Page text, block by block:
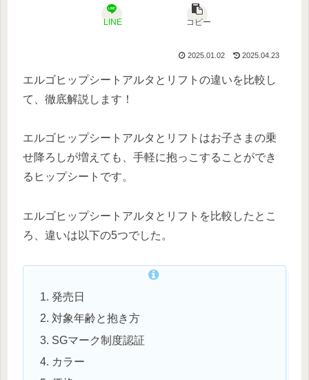
LINE コピー
2025.01.02 2025.04.23
エルゴヒップシートアルタとリフトの違いを比較し
て、徹底解説します！
エルゴヒップシートアルタとリフトはお子さまの乗
せ降ろしが増えても、手軽に抱っこすることができ
るヒップシートです。
エルゴヒップシートアルタとリフトを比較したとこ
ろ、違いは以下の5つでした。
発売日
対象年齢と抱き方
SGマーク制度認証
カラー